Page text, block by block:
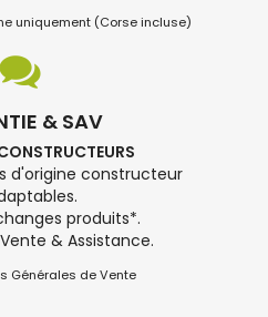
uniquement (Corse incluse)
& SAV
d'origine constructeur
produits*.
& Assistance.
Générales de Vente